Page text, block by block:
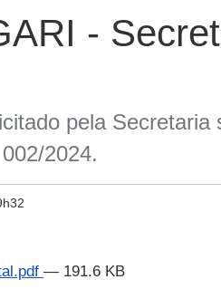
-
pela
2024.
— 191.6 KB